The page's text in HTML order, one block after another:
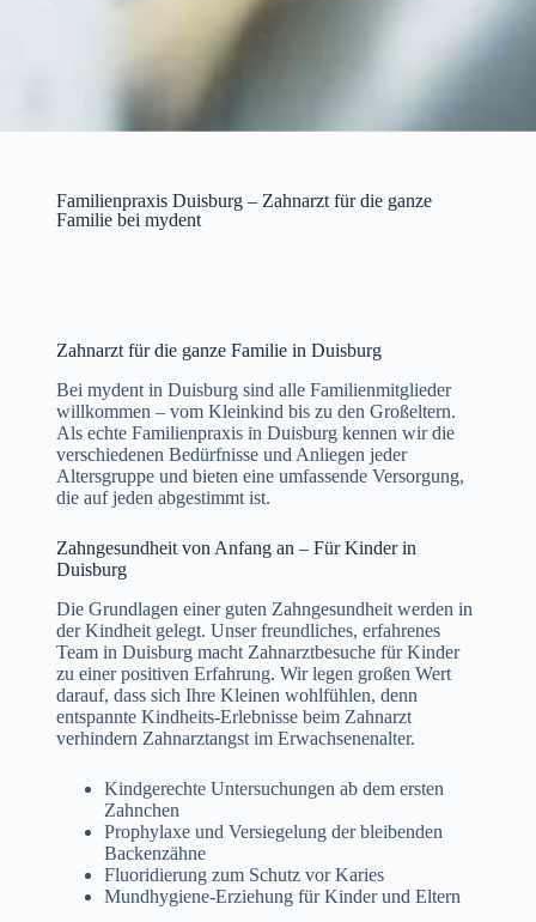
Familienpraxis Duisburg – Zahnarzt für die ganze
Familie bei mydent
Zahnarzt für die ganze Familie in Duisburg
Bei mydent in Duisburg sind alle Familienmitglieder
willkommen – vom Kleinkind bis zu den Großeltern.
Als echte Familienpraxis in Duisburg kennen wir die
verschiedenen Bedürfnisse und Anliegen jeder
Altersgruppe und bieten eine umfassende Versorgung,
die auf jeden abgestimmt ist.
Zahngesundheit von Anfang an – Für Kinder in
Duisburg
Die Grundlagen einer guten Zahngesundheit werden in
der Kindheit gelegt. Unser freundliches, erfahrenes
Team in Duisburg macht Zahnarztbesuche für Kinder
zu einer positiven Erfahrung. Wir legen großen Wert
darauf, dass sich Ihre Kleinen wohlfühlen, denn
entspannte Kindheits-Erlebnisse beim Zahnarzt
verhindern Zahnarztangst im Erwachsenenalter.
Kindgerechte Untersuchungen ab dem ersten
Zahnchen
Prophylaxe und Versiegelung der bleibenden
Backenzähne
Fluoridierung zum Schutz vor Karies
Mundhygiene-Erziehung für Kinder und Eltern